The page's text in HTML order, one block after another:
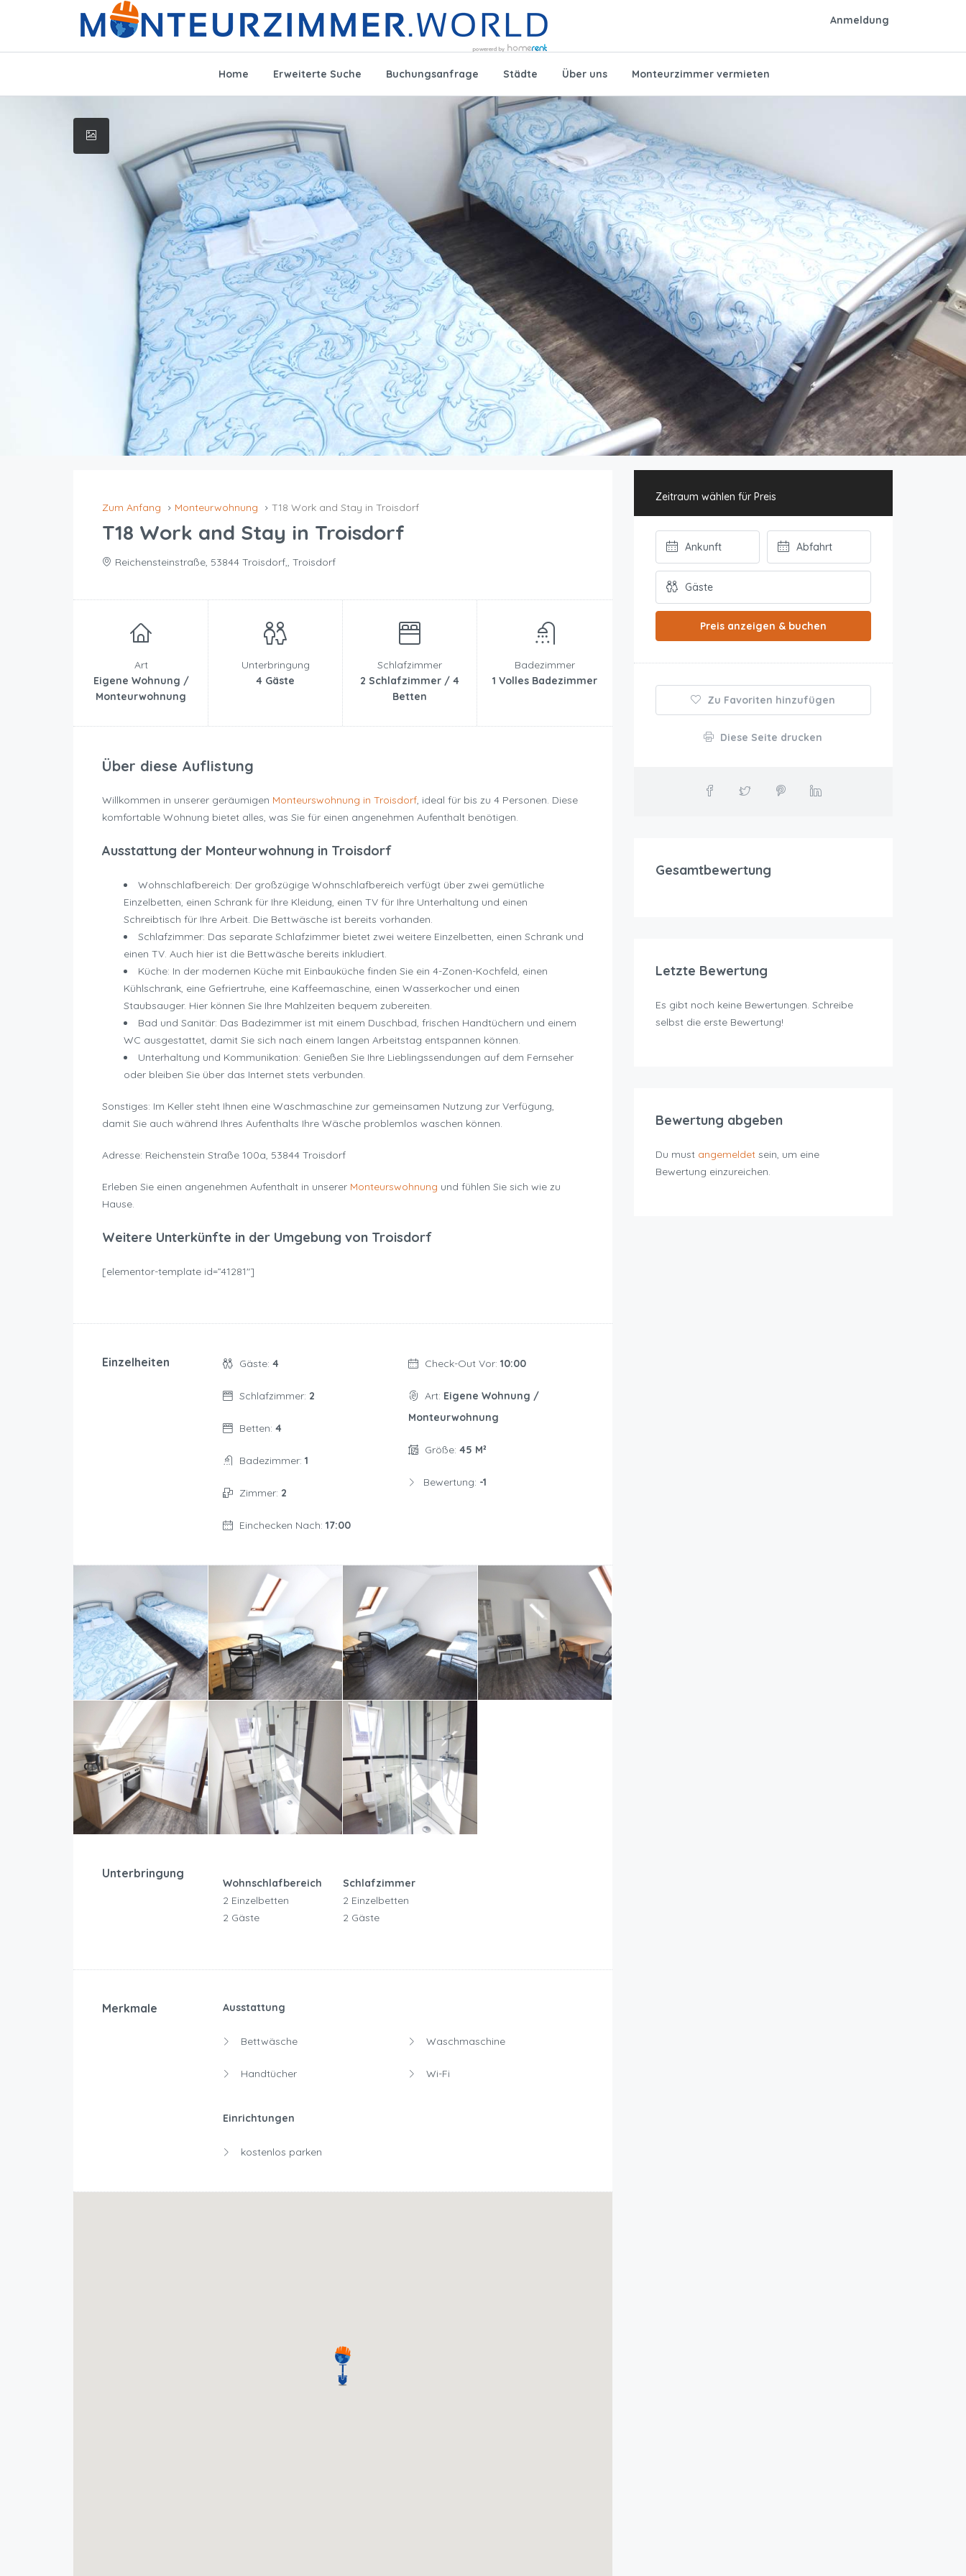
Anmeldung
Home Erweiterte Suche Buchungsanfrage Städte Über uns Monteurzimmer vermieten
Zum Anfang Monteurwohnung T18 Work and Stay in Troisdorf
T18 Work and Stay in Troisdorf
Reichensteinstraße, 53844 Troisdorf,, Troisdorf
Art
Eigene Wohnung /
Monteurwohnung
Unterbringung
4 Gäste
Schlafzimmer
2 Schlafzimmer / 4
Betten
Badezimmer
1 Volles Badezimmer
Über diese Auflistung
Willkommen in unserer geräumigen Monteurswohnung in Troisdorf, ideal für bis zu 4 Personen. Diese
komfortable Wohnung bietet alles, was Sie für einen angenehmen Aufenthalt benötigen.
Ausstattung der Monteurwohnung in Troisdorf
Wohnschlafbereich: Der großzügige Wohnschlafbereich verfügt über zwei gemütliche
Einzelbetten, einen Schrank für Ihre Kleidung, einen TV für Ihre Unterhaltung und einen
Schreibtisch für Ihre Arbeit. Die Bettwäsche ist bereits vorhanden.
Schlafzimmer: Das separate Schlafzimmer bietet zwei weitere Einzelbetten, einen Schrank und
einen TV. Auch hier ist die Bettwäsche bereits inkludiert.
Küche: In der modernen Küche mit Einbauküche finden Sie ein 4-Zonen-Kochfeld, einen
Kühlschrank, eine Gefriertruhe, eine Kaffeemaschine, einen Wasserkocher und einen
Staubsauger. Hier können Sie Ihre Mahlzeiten bequem zubereiten.
Bad und Sanitär: Das Badezimmer ist mit einem Duschbad, frischen Handtüchern und einem
WC ausgestattet, damit Sie sich nach einem langen Arbeitstag entspannen können.
Unterhaltung und Kommunikation: Genießen Sie Ihre Lieblingssendungen auf dem Fernseher
oder bleiben Sie über das Internet stets verbunden.
Sonstiges: Im Keller steht Ihnen eine Waschmaschine zur gemeinsamen Nutzung zur Verfügung,
damit Sie auch während Ihres Aufenthalts Ihre Wäsche problemlos waschen können.
Adresse: Reichenstein Straße 100a, 53844 Troisdorf
Erleben Sie einen angenehmen Aufenthalt in unserer Monteurswohnung und fühlen Sie sich wie zu
Hause.
Weitere Unterkünfte in der Umgebung von Troisdorf
[elementor-template id=”41281″]
Einzelheiten Gäste: 4
Schlafzimmer: 2
Betten: 4
Badezimmer: 1
Zimmer: 2
Einchecken Nach: 17:00
Check-Out Vor: 10:00
Art: Eigene Wohnung /
Monteurwohnung
Größe: 45 M²
Bewertung: -1
Unterbringung
Wohnschlafbereich
2 Einzelbetten
2 Gäste
Schlafzimmer
2 Einzelbetten
2 Gäste
Merkmale Ausstattung
Bettwäsche
Handtücher
Waschmaschine
Wi-Fi
Einrichtungen
kostenlos parken
Zeitraum wählen für Preis
Preis anzeigen & buchen
Zu Favoriten hinzufügen
Diese Seite drucken
Gesamtbewertung
Letzte Bewertung
Es gibt noch keine Bewertungen. Schreibe
selbst die erste Bewertung!
Bewertung abgeben
Du must angemeldet sein, um eine
Bewertung einzureichen.